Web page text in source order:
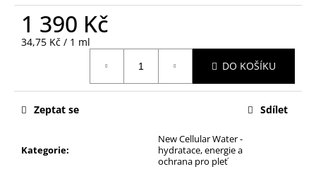
1 390 Kč
Měrná
34,75 Kč / 1 ml
DO KOŠÍKU
Kategorie:
New Cellular Water -
hydratace, energie a
ochrana pro pleť
Zeptat se Sdílet
o
o
č
u
m